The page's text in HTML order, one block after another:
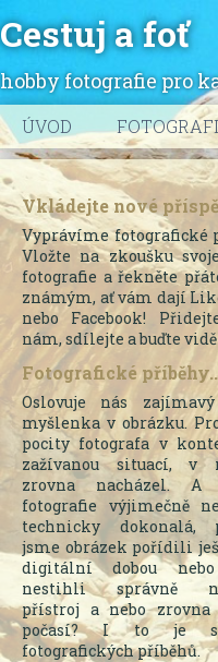
Cestuj a foť
hobby fotografie pro
ÚVOD
Vkládejte nové
Vyprávíme fotografické
Vložte na zkoušku
fotografie a řekněte
známým, ať vám dají
nebo Facebook!
nám, sdílejte a buďte
Fotografické
Oslovuje nás zajímavý
myšlenka v obrázku.
pocity fotografa v
zažívanou situací, v
zrovna nacházel.
fotografie výjimečně
technicky dokonalá,
jsme obrázek pořídili
digitální dobou
nestihli správně
přístroj a nebo zrovna
počasí? I to je
fotografických příběhů.